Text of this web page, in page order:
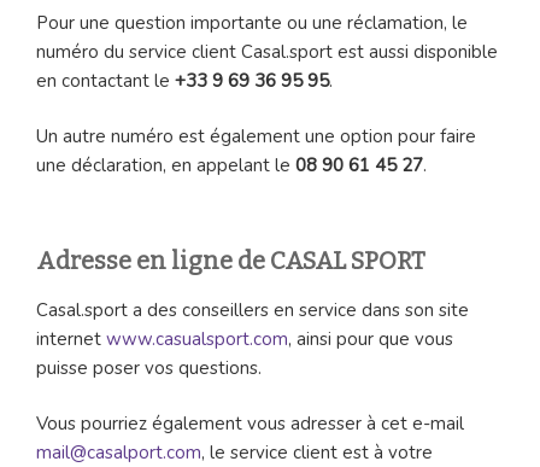
Pour une question importante ou une réclamation, le
numéro du service client Casal.sport est aussi disponible
en contactant le +33 9 69 36 95 95.
Un autre numéro est également une option pour faire
une déclaration, en appelant le 08 90 61 45 27.
Adresse en ligne de CASAL SPORT
Casal.sport a des conseillers en service dans son site
internet www.casualsport.com, ainsi pour que vous
puisse poser vos questions.
Vous pourriez également vous adresser à cet e-mail
mail@casalport.com, le service client est à votre